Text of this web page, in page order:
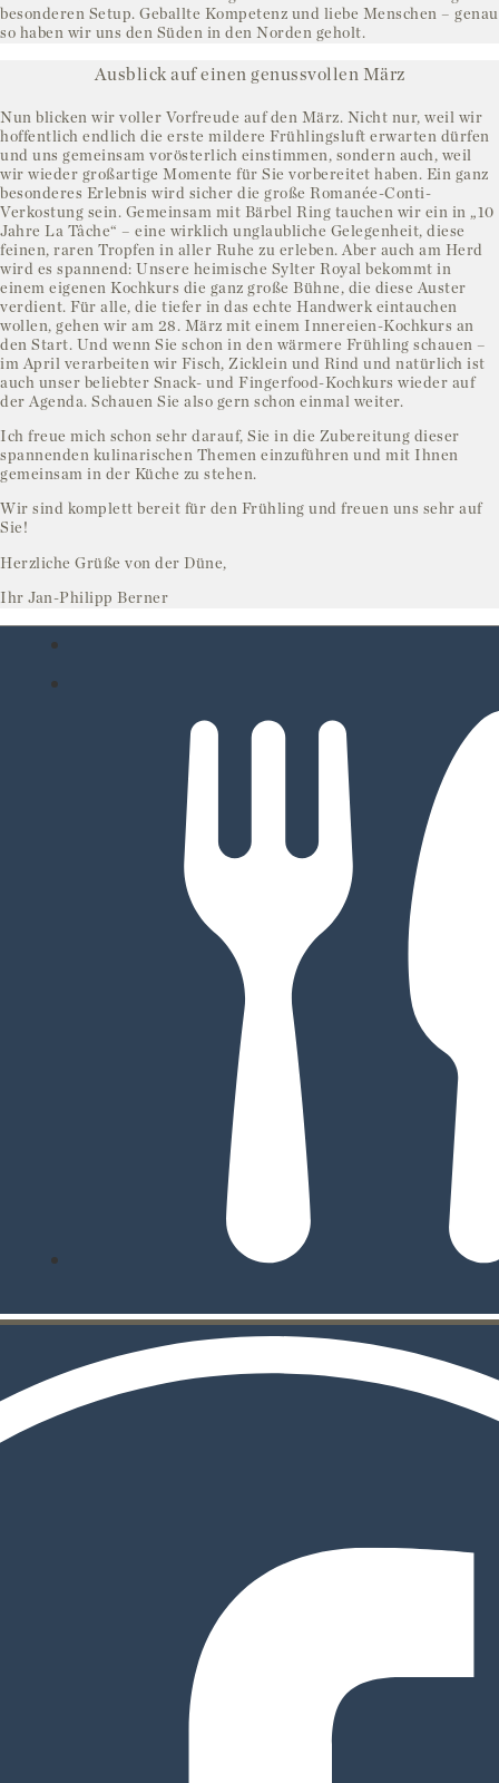
besonderen Setup. Geballte Kompetenz und liebe Menschen – genau
so haben wir uns den Süden in den Norden geholt.
Ausblick auf einen genussvollen März
Nun blicken wir voller Vorfreude auf den März. Nicht nur, weil wir
hoffentlich endlich die erste mildere Frühlingsluft erwarten dürfen
und uns gemeinsam vorösterlich einstimmen, sondern auch, weil
wir wieder großartige Momente für Sie vorbereitet haben. Ein ganz
besonderes Erlebnis wird sicher die große Romanée-Conti-
Verkostung sein. Gemeinsam mit Bärbel Ring tauchen wir ein in „10
Jahre La Tâche“ – eine wirklich unglaubliche Gelegenheit, diese
feinen, raren Tropfen in aller Ruhe zu erleben. Aber auch am Herd
wird es spannend: Unsere heimische Sylter Royal bekommt in
einem eigenen Kochkurs die ganz große Bühne, die diese Auster
verdient. Für alle, die tiefer in das echte Handwerk eintauchen
wollen, gehen wir am 28. März mit einem Innereien-Kochkurs an
den Start. Und wenn Sie schon in den wärmere Frühling schauen –
im April verarbeiten wir Fisch, Zicklein und Rind und natürlich ist
auch unser beliebter Snack- und Fingerfood-Kochkurs wieder auf
der Agenda. Schauen Sie also gern schon einmal weiter.
Ich freue mich schon sehr darauf, Sie in die Zubereitung dieser
spannenden kulinarischen Themen einzuführen und mit Ihnen
gemeinsam in der Küche zu stehen.
Wir sind komplett bereit für den Frühling und freuen uns sehr auf
Sie!
Herzliche Grüße von der Düne,
Ihr Jan-Philipp Berner